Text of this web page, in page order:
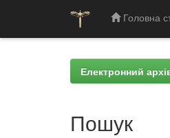
Головна
Електронний
Пошук